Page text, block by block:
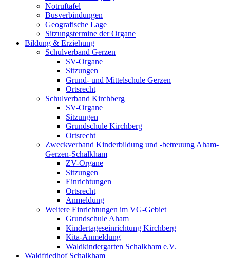
Notruftafel
Busverbindungen
Geografische Lage
Sitzungstermine der Organe
Bildung & Erziehung
Schulverband Gerzen
SV-Organe
Sitzungen
Grund- und Mittelschule Gerzen
Ortsrecht
Schulverband Kirchberg
SV-Organe
Sitzungen
Grundschule Kirchberg
Ortsrecht
Zweckverband Kinderbildung und -betreuung Aham-
Gerzen-Schalkham
ZV-Organe
Sitzungen
Einrichtungen
Ortsrecht
Anmeldung
Weitere Einrichtungen im VG-Gebiet
Grundschule Aham
Kindertageseinrichtung Kirchberg
Kita-Anmeldung
Waldkindergarten Schalkham e.V.
Waldfriedhof Schalkham